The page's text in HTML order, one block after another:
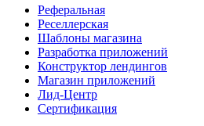
Реферальная
Реселлерская
Шаблоны магазина
Разработка приложений
Конструктор лендингов
Магазин приложений
Лид-Центр
Сертификация